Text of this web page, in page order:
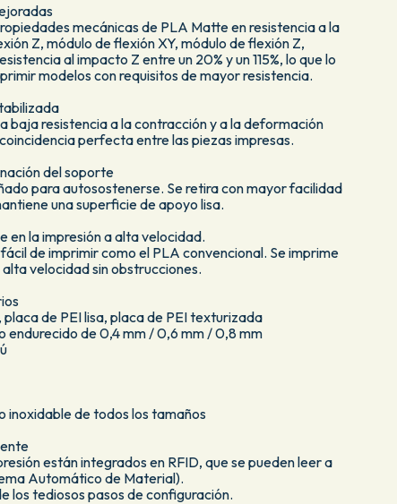
mecánicas de PLA Matte en resistencia a la
Z, módulo de flexión XY, módulo de flexión Z,
al impacto Z entre un 20% y un 115%, lo que lo
modelos con requisitos de mayor resistencia.
baja resistencia a la contracción y a la deformación
perfecta entre las piezas impresas.
del soporte
para autosostenerse. Se retira con mayor facilidad
una superficie de apoyo lisa.
en la impresión a alta velocidad.
de imprimir como el PLA convencional. Se imprime
velocidad sin obstrucciones.
de PEI lisa, placa de PEI texturizada
endurecido de 0,4 mm / 0,6 mm / 0,8 mm
inoxidable de todos los tamaños
están integrados en RFID, que se pueden leer a
Automático de Material).
los tediosos pasos de configuración.